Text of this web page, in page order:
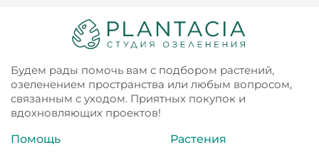
Будем рады помочь вам с подбором растений,
озеленением пространства или любым вопросом,
связанным с уходом. Приятных покупок и
вдохновляющих проектов!
Помощь
Растения